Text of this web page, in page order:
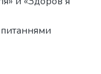
питаннями